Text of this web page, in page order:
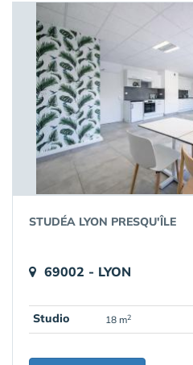
STUDÉA LYON PRESQU'ÎLE
69002 - LYON
Studio 18 m2